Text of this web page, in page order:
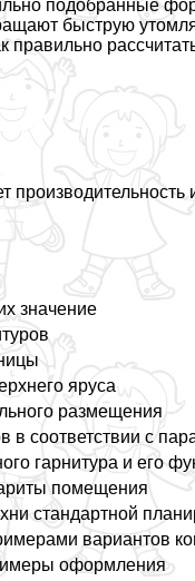
подобранные
быструю
правильно
производительность
значение
яруса
размещения
в соответствии с
гарнитура и его
помещения
стандартной
вариантов
оформления